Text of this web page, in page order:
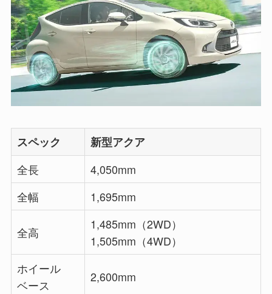
スペック
新型アクア
全長
4,050mm
全幅
1,695mm
全高
1,485mm（2WD）
1,505mm（4WD）
ホイール
ベース
2,600mm